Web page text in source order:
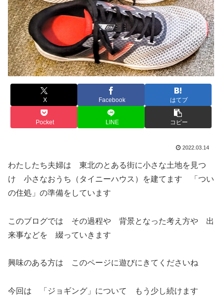
X Facebook はてブ
Pocket LINE コピー
2022.03.14
わたしたち夫婦は 東北のとある街に小さな土地を見つ
け 小さなおうち（タイニーハウス）を建てます 「つい
の住処」の準備をしています
このブログでは その過程や 背景となった考え方や 出
来事などを 綴っていきます
興味のある方は このページに遊びにきてくださいね
今回は 「ジョギング」について もう少し続けます